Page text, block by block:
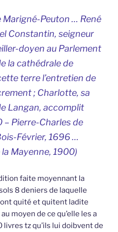
Marigné-Peuton … René
Constantin, seigneur
doyen au Parlement
la cathédrale de
terre l’entretien de
; Charlotte, sa
Langan, accomplit
Pierre-Charles de
Février, 1696 …
Mayenne, 1900)
faite moyennant la
8 deniers de laquelle
quité et quitent ladite
moyen de ce qu’elle les a
tz qu’ils lui doibvent de